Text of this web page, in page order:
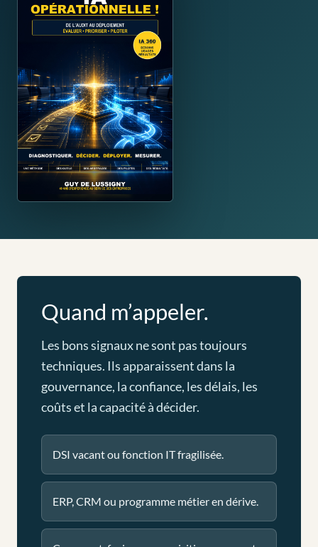
Quand m’appeler.
Les bons signaux ne sont pas toujours
techniques. Ils apparaissent dans la
gouvernance, la confiance, les délais, les
coûts et la capacité à décider.
DSI vacant ou fonction IT fragilisée.
ERP, CRM ou programme métier en dérive.